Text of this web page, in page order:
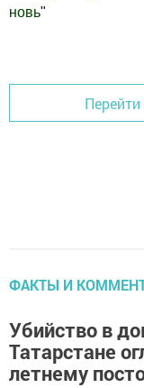
новь"
ФАКТЫ И
Убийство в
Татарстане
летнему